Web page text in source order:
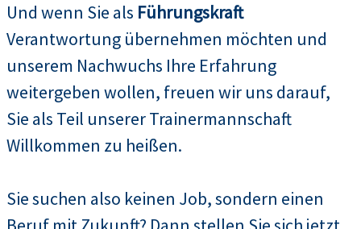
Und wenn Sie als Führungskraft
Verantwortung übernehmen möchten und
unserem Nachwuchs Ihre Erfahrung
weitergeben wollen, freuen wir uns darauf,
Sie als Teil unserer Trainermannschaft
Willkommen zu heißen.
Sie suchen also keinen Job, sondern einen